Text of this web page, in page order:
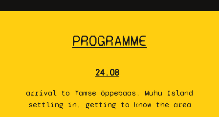
PROGRAMME
24.08
arrival to Tamse õppebaas, Muhu Island
settling in, getting to know the area